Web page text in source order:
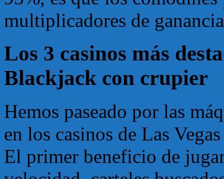
multiplicadores de
Los 3 casinos más
Blackjack con crupier
Hemos paseado por las
en los casinos de Las
El primer beneficio de